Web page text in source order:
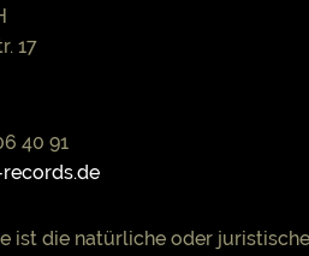
17
40 91
ist die natürliche oder